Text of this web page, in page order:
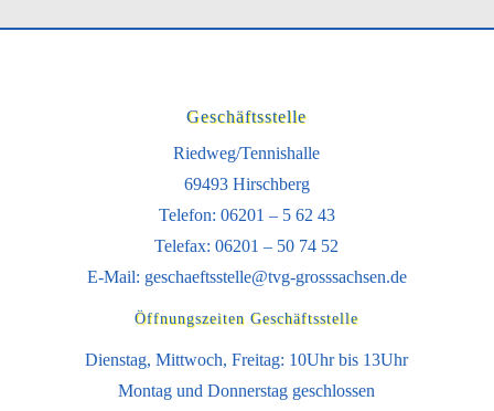
Geschäftsstelle
Riedweg/Tennishalle
69493 Hirschberg
Telefon: 06201 – 5 62 43
Telefax: 06201 – 50 74 52
E-Mail: geschaeftsstelle@tvg-grosssachsen.de
Öffnungszeiten Geschäftsstelle
Dienstag, Mittwoch, Freitag: 10Uhr bis 13Uhr
Montag und Donnerstag geschlossen